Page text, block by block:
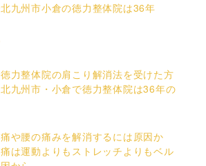
九州市小倉の徳力整体院は36年
力整体院の肩こり解消法を受けた方
九州市・小倉で徳力整体院は36年の
痛や腰の痛みを解消するには原因か
は運動よりもストレッチよりもベル